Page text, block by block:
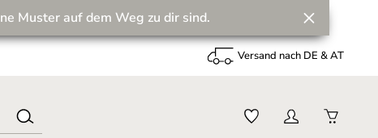
Muster auf dem Weg zu dir sind.
Versand nach DE & AT